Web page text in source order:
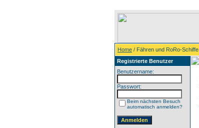
Home / Fähren und RoRo-Schiffe
Registrierte Benutzer
Benutzername:
Passwort:
Beim nächsten Besuch
automatisch anmelden?